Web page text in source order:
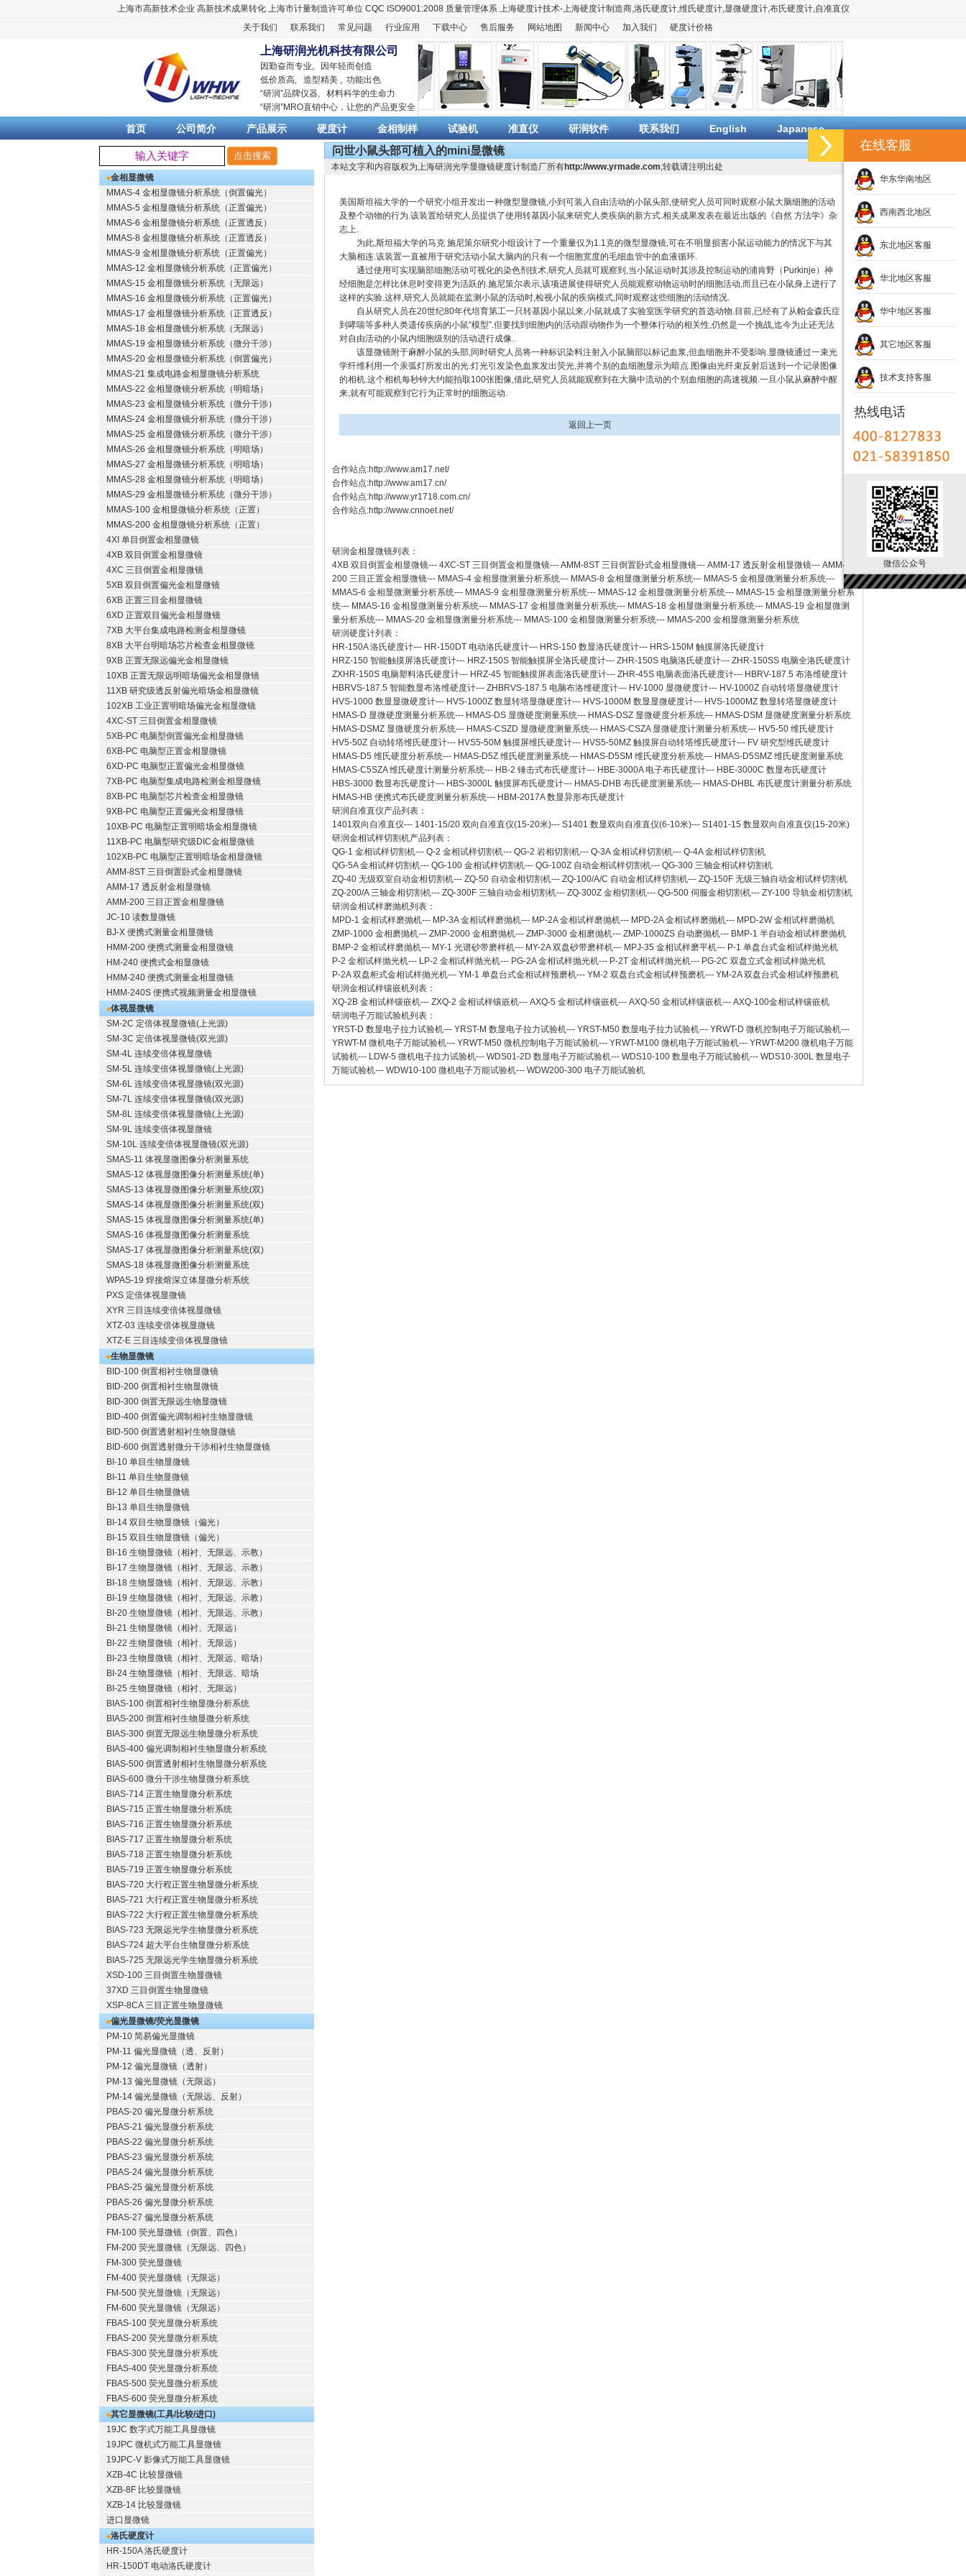
上海市高新技术企业 高新技术成果转化 上海市计量制造许可单位 CQC ISO9001:2008 质量管理体系 上海硬度计技术-上海硬度计制造商,洛氏硬度计,维氏硬度计,显微硬度计,布氏硬度计,自准直仪
关于我们
联系我们 常见问题 行业应用 下载中心 售后服务 网站地图 新闻中心 加入我们 硬度计价格
上海研润光机科技有限公司
因勤奋而专业, 因年轻而创造
低价质高, 造型精美 , 功能出色
“研润”品牌仪器, 材料科学的生命力
“研润”MRO直销中心，让您的产品更安全
首页 公司简介 产品展示 硬度计 金相制样 试验机 准直仪 研润软件 联系我们 English Japanese
金相显微镜
MMAS-4 金相显微镜分析系统（倒置偏光）
MMAS-5 金相显微镜分析系统（正置偏光）
MMAS-6 金相显微镜分析系统（正置透反）
MMAS-8 金相显微镜分析系统（正置透反）
MMAS-9 金相显微镜分析系统（正置偏光）
MMAS-12 金相显微镜分析系统（正置偏光）
MMAS-15 金相显微镜分析系统（无限远）
MMAS-16 金相显微镜分析系统（正置偏光）
MMAS-17 金相显微镜分析系统（正置透反）
MMAS-18 金相显微镜分析系统（无限远）
MMAS-19 金相显微镜分析系统（微分干涉）
MMAS-20 金相显微镜分析系统（倒置偏光）
MMAS-21 集成电路金相显微镜分析系统
MMAS-22 金相显微镜分析系统（明暗场）
MMAS-23 金相显微镜分析系统（微分干涉）
MMAS-24 金相显微镜分析系统（微分干涉）
MMAS-25 金相显微镜分析系统（微分干涉）
MMAS-26 金相显微镜分析系统（明暗场）
MMAS-27 金相显微镜分析系统（明暗场）
MMAS-28 金相显微镜分析系统（明暗场）
MMAS-29 金相显微镜分析系统（微分干涉）
MMAS-100 金相显微镜分析系统（正置）
MMAS-200 金相显微镜分析系统（正置）
4XI 单目倒置金相显微镜
4XB 双目倒置金相显微镜
4XC 三目倒置金相显微镜
5XB 双目倒置偏光金相显微镜
6XB 正置三目金相显微镜
6XD 正置双目偏光金相显微镜
7XB 大平台集成电路检测金相显微镜
8XB 大平台明暗场芯片检查金相显微镜
9XB 正置无限远偏光金相显微镜
10XB 正置无限远明暗场偏光金相显微镜
11XB 研究级透反射偏光暗场金相显微镜
102XB 工业正置明暗场偏光金相显微镜
4XC-ST 三目倒置金相显微镜
5XB-PC 电脑型倒置偏光金相显微镜
6XB-PC 电脑型正置金相显微镜
6XD-PC 电脑型正置偏光金相显微镜
7XB-PC 电脑型集成电路检测金相显微镜
8XB-PC 电脑型芯片检查金相显微镜
9XB-PC 电脑型正置偏光金相显微镜
10XB-PC 电脑型正置明暗场金相显微镜
11XB-PC 电脑型研究级DIC金相显微镜
102XB-PC 电脑型正置明暗场金相显微镜
AMM-8ST 三目倒置卧式金相显微镜
AMM-17 透反射金相显微镜
AMM-200 三目正置金相显微镜
JC-10 读数显微镜
BJ-X 便携式测量金相显微镜
HMM-200 便携式测量金相显微镜
HM-240 便携式金相显微镜
HMM-240 便携式测量金相显微镜
HMM-240S 便携式视频测量金相显微镜
体视显微镜
SM-2C 定倍体视显微镜(上光源)
SM-3C 定倍体视显微镜(双光源)
SM-4L 连续变倍体视显微镜
SM-5L 连续变倍体视显微镜(上光源)
SM-6L 连续变倍体视显微镜(双光源)
SM-7L 连续变倍体视显微镜(双光源)
SM-8L 连续变倍体视显微镜(上光源)
SM-9L 连续变倍体视显微镜
SM-10L 连续变倍体视显微镜(双光源)
SMAS-11 体视显微图像分析测量系统
SMAS-12 体视显微图像分析测量系统(单)
SMAS-13 体视显微图像分析测量系统(双)
SMAS-14 体视显微图像分析测量系统(双)
SMAS-15 体视显微图像分析测量系统(单)
SMAS-16 体视显微图像分析测量系统
SMAS-17 体视显微图像分析测量系统(双)
SMAS-18 体视显微图像分析测量系统
WPAS-19 焊接熔深立体显微分析系统
PXS 定倍体视显微镜
XYR 三目连续变倍体视显微镜
XTZ-03 连续变倍体视显微镜
XTZ-E 三目连续变倍体视显微镜
生物显微镜
BID-100 倒置相衬生物显微镜
BID-200 倒置相衬生物显微镜
BID-300 倒置无限远生物显微镜
BID-400 倒置偏光调制相衬生物显微镜
BID-500 倒置透射相衬生物显微镜
BID-600 倒置透射微分干涉相衬生物显微镜
BI-10 单目生物显微镜
BI-11 单目生物显微镜
BI-12 单目生物显微镜
BI-13 单目生物显微镜
BI-14 双目生物显微镜（偏光）
BI-15 双目生物显微镜（偏光）
BI-16 生物显微镜（相衬、无限远、示教）
BI-17 生物显微镜（相衬、无限远、示教）
BI-18 生物显微镜（相衬、无限远、示教）
BI-19 生物显微镜（相衬、无限远、示教）
BI-20 生物显微镜（相衬、无限远、示教）
BI-21 生物显微镜（相衬、无限远）
BI-22 生物显微镜（相衬、无限远）
BI-23 生物显微镜（相衬、无限远、暗场）
BI-24 生物显微镜（相衬、无限远、暗场
BI-25 生物显微镜（相衬、无限远）
BIAS-100 倒置相衬生物显微分析系统
BIAS-200 倒置相衬生物显微分析系统
BIAS-300 倒置无限远生物显微分析系统
BIAS-400 偏光调制相衬生物显微分析系统
BIAS-500 倒置透射相衬生物显微分析系统
BIAS-600 微分干涉生物显微分析系统
BIAS-714 正置生物显微分析系统
BIAS-715 正置生物显微分析系统
BIAS-716 正置生物显微分析系统
BIAS-717 正置生物显微分析系统
BIAS-718 正置生物显微分析系统
BIAS-719 正置生物显微分析系统
BIAS-720 大行程正置生物显微分析系统
BIAS-721 大行程正置生物显微分析系统
BIAS-722 大行程正置生物显微分析系统
BIAS-723 无限远光学生物显微分析系统
BIAS-724 超大平台生物显微分析系统
BIAS-725 无限远光学生物显微分析系统
XSD-100 三目倒置生物显微镜
37XD 三目倒置生物显微镜
XSP-8CA 三目正置生物显微镜
偏光显微镜/荧光显微镜
PM-10 简易偏光显微镜
PM-11 偏光显微镜（透、反射）
PM-12 偏光显微镜（透射）
PM-13 偏光显微镜（无限远）
PM-14 偏光显微镜（无限远、反射）
PBAS-20 偏光显微分析系统
PBAS-21 偏光显微分析系统
PBAS-22 偏光显微分析系统
PBAS-23 偏光显微分析系统
PBAS-24 偏光显微分析系统
PBAS-25 偏光显微分析系统
PBAS-26 偏光显微分析系统
PBAS-27 偏光显微分析系统
FM-100 荧光显微镜（倒置、四色）
FM-200 荧光显微镜（无限远、四色）
FM-300 荧光显微镜
FM-400 荧光显微镜（无限远）
FM-500 荧光显微镜（无限远）
FM-600 荧光显微镜（无限远）
FBAS-100 荧光显微分析系统
FBAS-200 荧光显微分析系统
FBAS-300 荧光显微分析系统
FBAS-400 荧光显微分析系统
FBAS-500 荧光显微分析系统
FBAS-600 荧光显微分析系统
其它显微镜(工具/比较/进口)
19JC 数字式万能工具显微镜
19JPC 微机式万能工具显微镜
19JPC-V 影像式万能工具显微镜
XZB-4C 比较显微镜
XZB-8F 比较显微镜
XZB-14 比较显微镜
进口显微镜
洛氏硬度计
HR-150A 洛氏硬度计
HR-150DT 电动洛氏硬度计
问世小鼠头部可植入的mini显微镜
本站文字和内容版权为上海研润光学显微镜硬度计制造厂所有http://www.yrmade.com;转载请注明出处
美国斯坦福大学的一个研究小组开发出一种微型显微镜,小到可装入自由活动的小鼠头部,使研究人员可同时观察小鼠大脑细胞的活动
及整个动物的行为.该装置给研究人员提供了使用转基因小鼠来研究人类疾病的新方式.相关成果发表在最近出版的《自然 方法学》杂
志上.
为此,斯坦福大学的马克 施尼策尔研究小组设计了一个重量仅为1.1克的微型显微镜,可在不明显损害小鼠运动能力的情况下与其
大脑相连.该装置一直被用于研究活动小鼠大脑内的只有一个细胞宽度的毛细血管中的血液循环.
通过使用可实现脑部细胞活动可视化的染色剂技术,研究人员就可观察到,当小鼠运动时其涉及控制运动的浦肯野（Purkinje）神
经细胞是怎样比休息时变得更为活跃的.施尼策尔表示,该项进展使得研究人员能观察动物运动时的细胞活动,而且已在小鼠身上进行了
这样的实验.这样,研究人员就能在监测小鼠的活动时,检视小鼠的疾病模式,同时观察这些细胞的活动情况.
自从研究人员在20世纪80年代培育第工一只转基因小鼠以来,小鼠就成了实验室医学研究的首选动物.目前,已经有了从帕金森氏症
到哮喘等多种人类遗传疾病的小鼠“模型”.但要找到细胞内的活动跟动物作为一个整体行动的相关性,仍然是一个挑战,迄今为止还无法
对自由活动的小鼠内细胞级别的活动进行成像.
该显微镜附于麻醉小鼠的头部,同时研究人员将一种标识染料注射入小鼠脑部以标记血浆,但血细胞并不受影响.显微镜通过一束光
学纤维利用一个汞弧灯所发出的光.灯光引发染色血浆发出荧光,并将个别的血细胞显示为暗点.图像由光纤束反射后送到一个记录图像
的相机.这个相机每秒钟大约能拍取100张图像,借此,研究人员就能观察到在大脑中流动的个别血细胞的高速视频.一旦小鼠从麻醉中醒
来,就有可能观察到它行为正常时的细胞运动.
返回上一页
合作站点:http://www.am17.net/
合作站点:http://www.am17.cn/
合作站点:http://www.yr1718.com.cn/
合作站点:http://www.cnnoet.net/
研润金相显微镜列表：
4XB 双目倒置金相显微镜--- 4XC-ST 三目倒置金相显微镜--- AMM-8ST 三目倒置卧式金相显微镜--- AMM-17 透反射金相显微镜--- AMM-
200 三目正置金相显微镜--- MMAS-4 金相显微测量分析系统--- MMAS-8 金相显微测量分析系统--- MMAS-5 金相显微测量分析系统---
MMAS-6 金相显微测量分析系统--- MMAS-9 金相显微测量分析系统--- MMAS-12 金相显微测量分析系统--- MMAS-15 金相显微测量分析系
统--- MMAS-16 金相显微测量分析系统--- MMAS-17 金相显微测量分析系统--- MMAS-18 金相显微测量分析系统--- MMAS-19 金相显微测
量分析系统--- MMAS-20 金相显微测量分析系统--- MMAS-100 金相显微测量分析系统--- MMAS-200 金相显微测量分析系统
研润硬度计列表：
HR-150A 洛氏硬度计--- HR-150DT 电动洛氏硬度计--- HRS-150 数显洛氏硬度计--- HRS-150M 触摸屏洛氏硬度计
HRZ-150 智能触摸屏洛氏硬度计--- HRZ-150S 智能触摸屏全洛氏硬度计--- ZHR-150S 电脑洛氏硬度计--- ZHR-150SS 电脑全洛氏硬度计
ZXHR-150S 电脑塑料洛氏硬度计--- HRZ-45 智能触摸屏表面洛氏硬度计--- ZHR-45S 电脑表面洛氏硬度计--- HBRV-187.5 布洛维硬度计
HBRVS-187.5 智能数显布洛维硬度计--- ZHBRVS-187.5 电脑布洛维硬度计--- HV-1000 显微硬度计--- HV-1000Z 自动转塔显微硬度计
HVS-1000 数显显微硬度计--- HVS-1000Z 数显转塔显微硬度计--- HVS-1000M 数显显微硬度计--- HVS-1000MZ 数显转塔显微硬度计
HMAS-D 显微硬度测量分析系统--- HMAS-DS 显微硬度测量系统--- HMAS-DSZ 显微硬度分析系统--- HMAS-DSM 显微硬度测量分析系统
HMAS-DSMZ 显微硬度分析系统--- HMAS-CSZD 显微硬度测量系统--- HMAS-CSZA 显微硬度计测量分析系统--- HV5-50 维氏硬度计
HV5-50Z 自动转塔维氏硬度计--- HVS5-50M 触摸屏维氏硬度计--- HVS5-50MZ 触摸屏自动转塔维氏硬度计--- FV 研究型维氏硬度计
HMAS-D5 维氏硬度分析系统--- HMAS-D5Z 维氏硬度测量系统--- HMAS-D5SM 维氏硬度分析系统--- HMAS-D5SMZ 维氏硬度测量系统
HMAS-C5SZA 维氏硬度计测量分析系统--- HB-2 锤击式布氏硬度计--- HBE-3000A 电子布氏硬度计--- HBE-3000C 数显布氏硬度计
HBS-3000 数显布氏硬度计--- HBS-3000L 触摸屏布氏硬度计--- HMAS-DHB 布氏硬度测量系统--- HMAS-DHBL 布氏硬度计测量分析系统
HMAS-HB 便携式布氏硬度测量分析系统--- HBM-2017A 数显异形布氏硬度计
研润自准直仪产品列表：
1401双向自准直仪--- 1401-15/20 双向自准直仪(15-20米)--- S1401 数显双向自准直仪(6-10米)--- S1401-15 数显双向自准直仪(15-20米)
研润金相试样切割机产品列表：
QG-1 金相试样切割机--- Q-2 金相试样切割机--- QG-2 岩相切割机--- Q-3A 金相试样切割机--- Q-4A 金相试样切割机
QG-5A 金相试样切割机--- QG-100 金相试样切割机--- QG-100Z 自动金相试样切割机--- QG-300 三轴金相试样切割机
ZQ-40 无级双室自动金相切割机--- ZQ-50 自动金相切割机--- ZQ-100/A/C 自动金相试样切割机--- ZQ-150F 无级三轴自动金相试样切割机
ZQ-200/A 三轴金相切割机--- ZQ-300F 三轴自动金相切割机--- ZQ-300Z 金相切割机--- QG-500 伺服金相切割机--- ZY-100 导轨金相切割机
研润金相试样磨抛机列表：
MPD-1 金相试样磨抛机--- MP-3A 金相试样磨抛机--- MP-2A 金相试样磨抛机--- MPD-2A 金相试样磨抛机--- MPD-2W 金相试样磨抛机
ZMP-1000 金相磨抛机--- ZMP-2000 金相磨抛机--- ZMP-3000 金相磨抛机--- ZMP-1000ZS 自动磨抛机--- BMP-1 半自动金相试样磨抛机
BMP-2 金相试样磨抛机--- MY-1 光谱砂带磨样机--- MY-2A 双盘砂带磨样机--- MPJ-35 金相试样磨平机--- P-1 单盘台式金相试样抛光机
P-2 金相试样抛光机--- LP-2 金相试样抛光机--- PG-2A 金相试样抛光机--- P-2T 金相试样抛光机--- PG-2C 双盘立式金相试样抛光机
P-2A 双盘柜式金相试样抛光机--- YM-1 单盘台式金相试样预磨机--- YM-2 双盘台式金相试样预磨机--- YM-2A 双盘台式金相试样预磨机
研润金相试样镶嵌机列表：
XQ-2B 金相试样镶嵌机--- ZXQ-2 金相试样镶嵌机--- AXQ-5 金相试样镶嵌机--- AXQ-50 金相试样镶嵌机--- AXQ-100金相试样镶嵌机
研润电子万能试验机列表：
YRST-D 数显电子拉力试验机--- YRST-M 数显电子拉力试验机--- YRST-M50 数显电子拉力试验机--- YRWT-D 微机控制电子万能试验机---
YRWT-M 微机电子万能试验机--- YRWT-M50 微机控制电子万能试验机--- YRWT-M100 微机电子万能试验机--- YRWT-M200 微机电子万能
试验机--- LDW-5 微机电子拉力试验机--- WDS01-2D 数显电子万能试验机--- WDS10-100 数显电子万能试验机--- WDS10-300L 数显电子
万能试验机--- WDW10-100 微机电子万能试验机--- WDW200-300 电子万能试验机
在线客服
华东华南地区
西南西北地区
东北地区客服
华北地区客服
华中地区客服
其它地区客服
技术支持客服
热线电话
微信公众号